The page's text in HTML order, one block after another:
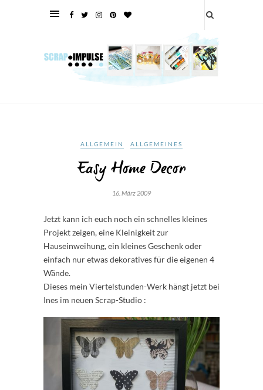
ALLGEMEIN ALLGEMEINES
Easy Home Decor
16. März 2009
Jetzt kann ich euch noch ein schnelles kleines
Projekt zeigen, eine Kleinigkeit zur
Hauseinweihung, ein kleines Geschenk oder
einfach nur etwas dekoratives für die eigenen 4
Wände.
Dieses mein Viertelstunden-Werk hängt jetzt bei
Ines im neuen Scrap-Studio :